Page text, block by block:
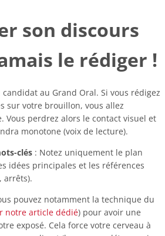
son discours
le rédiger !
candidat au Grand Oral. Si vous rédigez
sur votre brouillon, vous allez
Vous perdrez alors le contact visuel et
monotone (voix de lecture).
clés : Notez uniquement le plan
idées principales et les références
arrêts).
pouvez notamment la technique du
notre article dédié) pour avoir une
exposé. Cela force votre cerveau à